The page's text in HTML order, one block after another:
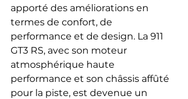
apporté des améliorations en
termes de confort, de
performance et de design. La 911
GT3 RS, avec son moteur
atmosphérique haute
performance et son châssis affûté
pour la piste, est devenue un